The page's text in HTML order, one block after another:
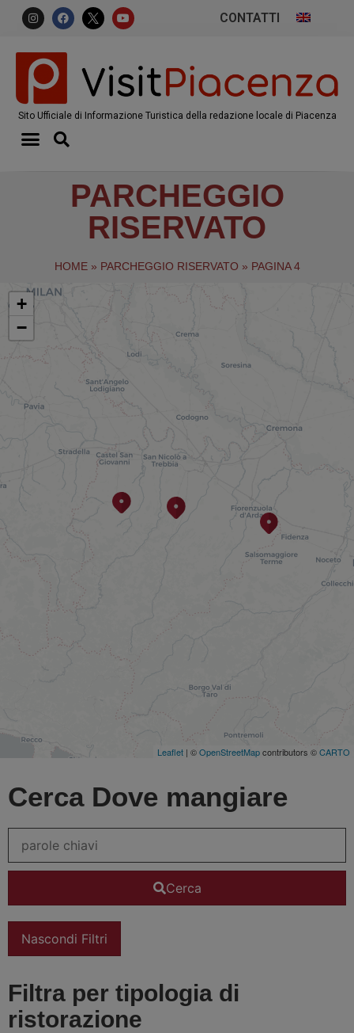
CONTATTI
Sito Ufficiale di Informazione Turistica della redazione locale di Piacenza
PARCHEGGIO
RISERVATO
HOME» PARCHEGGIO RISERVATO » PAGINA 4
+
−
Leaflet | ©OpenStreetMapcontributors ©CARTO
Cerca Dove mangiare
Cerca
Nascondi Filtri
Filtra per tipologia di
ristorazione